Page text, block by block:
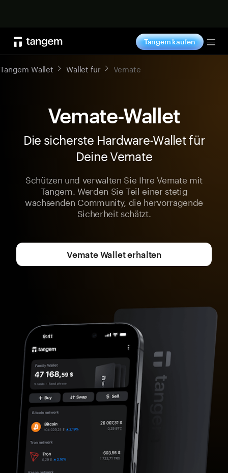
Tangem kaufen
Tangem Wallet Wallet für Vemate
Vemate-Wallet
Die sicherste Hardware-Wallet für
Deine Vemate
Schützen und verwalten Sie Ihre Vemate mit
Tangem. Werden Sie Teil einer stetig
wachsenden Community, die hervorragende
Sicherheit schätzt.
Vemate Wallet erhalten